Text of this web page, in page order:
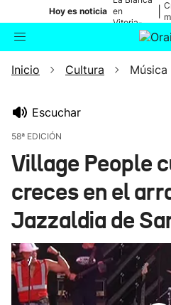
Hoy es noticia en
Vitoria-
Gasteiz
Buscador
Inicio Cultura Música
Escuchar
58ª EDICIÓN
Village People
creces en el
Jazzaldia de